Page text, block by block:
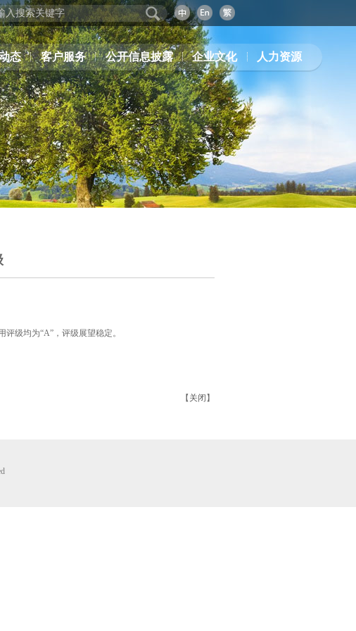
态 客户服务 公开信息披露 企业文化 人力资源
级均为“A”，评级展望稳定。
【 关闭 】